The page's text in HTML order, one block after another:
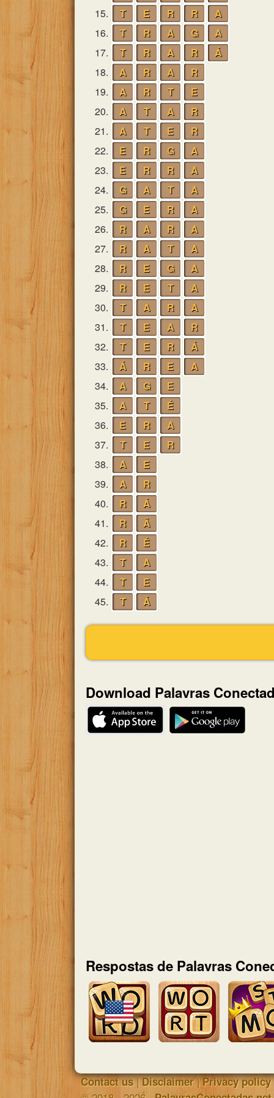
15.
T E R R
A
16.
T R A G
A
17.
T R A R
Á
18.
A R A
R
19.
A R T
E
20.
A T A
R
21.
A T E
R
22.
E R G
A
23.
E R R
A
24.
G A T
A
25.
G E R
A
26.
R A R
A
27.
R A T
A
28.
R E G
A
29.
R E T
A
30.
T A R
A
31.
T E A
R
32.
T E R
Á
33.
Á R E
A
34.
A G
E
35.
A T
É
36.
E R
A
37.
T E
R
38.
A
E
39.
A
R
40.
R
Á
41.
R
Ã
42.
R
É
43.
T
A
44.
T
E
45.
T Á
Download Palavras
Respostas de Palavras
Contact us|Disclaimer|Privacy policy